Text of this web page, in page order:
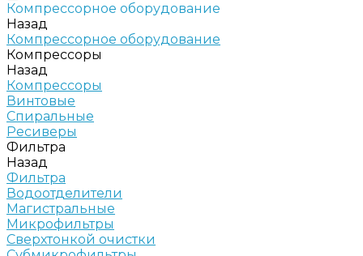
Компрессорное оборудование
Назад
Компрессорное оборудование
Компрессоры
Назад
Компрессоры
Винтовые
Спиральные
Ресиверы
Фильтра
Назад
Фильтра
Водоотделители
Магистральные
Микрофильтры
Сверхтонкой очистки